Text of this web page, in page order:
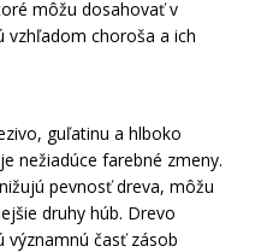
môžu dosahovať v
vzhľadom choroša a ich
, guľatinu a hlboko
nežiadúce farebné zmeny.
pevnosť dreva, môžu
druhy húb. Drevo
významnú časť zásob